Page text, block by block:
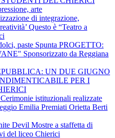
arte
di integrazione,
Questo è “Teatro a
paste Spunta PROGETTO:
Sponsorizzato da Reggiana
UN DUE GIUGNO
PER I
istituzionali realizzate
Emilia Premiati Orietta Berti
Devil Mostre a staffetta di
del liceo Chierici